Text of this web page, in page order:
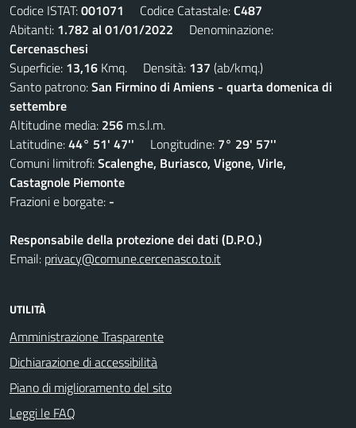
Codice ISTAT:001071 Codice Catastale:C487
Abitanti: 1.782 al 01/01/2022 Denominazione:
Cercenaschesi
Superficie: 13,16 Kmq. Densità: 137 (ab/kmq.)
Santo patrono:San Firmino di Amiens - quarta domenica di
settembre
Altitudine media: 256 m.s.l.m.
Latitudine:44° 51' 47'' Longitudine: 7° 29' 57''
Comuni limitrofi:Scalenghe, Buriasco, Vigone, Virle,
Castagnole Piemonte
Frazioni e borgate: -
Responsabile della protezione dei dati (D.P.O.)
Email: privacy@comune.cercenasco.to.it
UTILITÀ
Amministrazione Trasparente
Dichiarazione di accessibilità
Piano di miglioramento del sito
Leggi le FAQ